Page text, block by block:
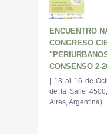
ENCUENTRO
CONGRESO
CONSENSO 2-
| 13 al 16 de
de la Salle
Aires, Argentina)